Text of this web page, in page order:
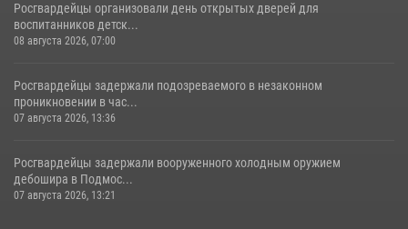
Росгвардейцы организовали день открытых дверей для
воспитанников детск...
08 августа 2026, 07:00
Росгвардейцы задержали подозреваемого в незаконном
проникновении в час...
07 августа 2026, 13:36
Росгвардейцы задержали вооруженного холодным оружием
дебошира в Подмос...
07 августа 2026, 13:21